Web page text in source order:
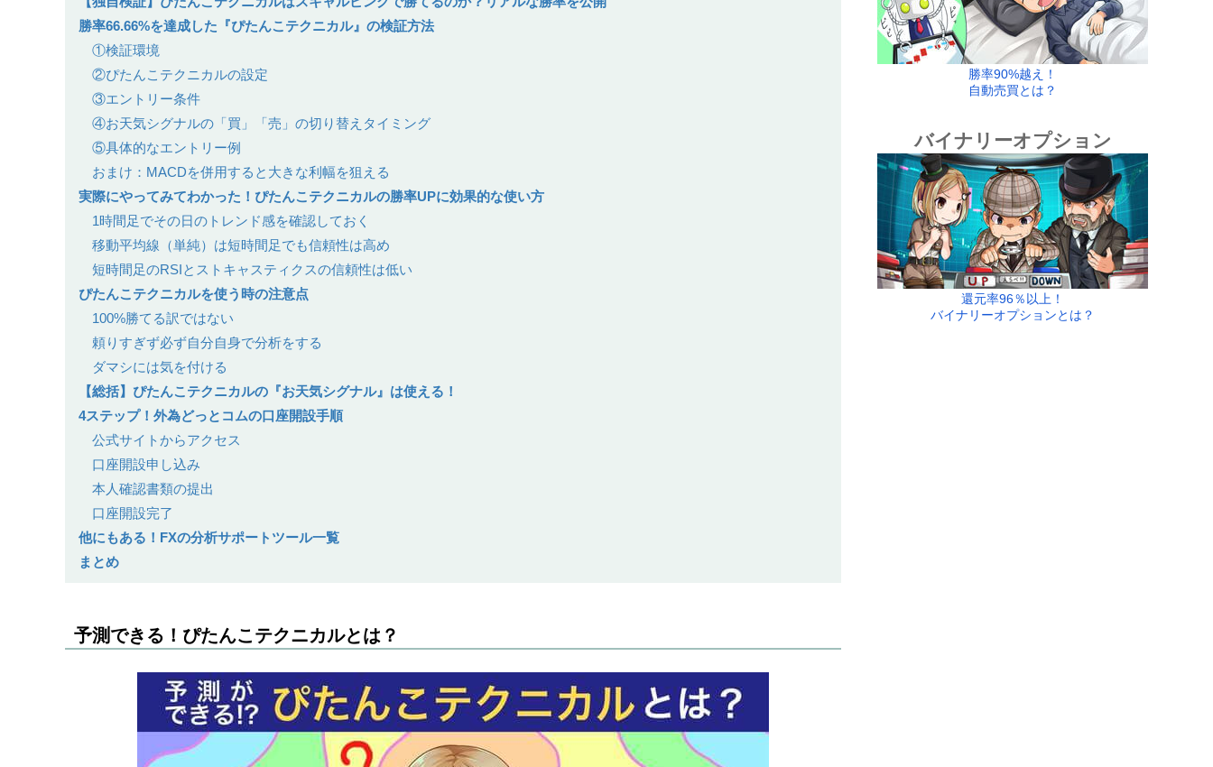
勝率66.66%を達成した『ぴたんこテクニカル』の検証方法
①検証環境
②ぴたんこテクニカルの設定
③エントリー条件
④お天気シグナルの「買」「売」の切り替えタイミング
⑤具体的なエントリー例
おまけ：MACDを併用すると大きな利幅を狙える
実際にやってみてわかった！ぴたんこテクニカルの勝率UPに効果的な使い方
1時間足でその日のトレンド感を確認しておく
移動平均線（単純）は短時間足でも信頼性は高め
短時間足のRSIとストキャスティクスの信頼性は低い
ぴたんこテクニカルを使う時の注意点
100%勝てる訳ではない
頼りすぎず必ず自分自身で分析をする
ダマシには気を付ける
【総括】ぴたんこテクニカルの『お天気シグナル』は使える！
4ステップ！外為どっとコムの口座開設手順
公式サイトからアクセス
口座開設申し込み
本人確認書類の提出
口座開設完了
他にもある！FXの分析サポートツール一覧
まとめ
予測できる！ぴたんこテクニカルとは？
勝率90%越え！
自動売買とは？
バイナリーオプション
還元率96％以上！
バイナリーオプションとは？